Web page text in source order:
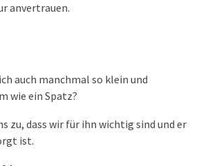
anvertrauen.
auch manchmal so klein und
wie ein Spatz?
zu, dass wir für ihn wichtig sind und er
ist.